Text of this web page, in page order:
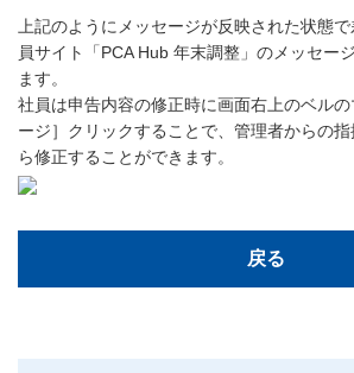
上記のようにメッセージが反映された状態
員サイト「PCA Hub 年末調整」のメッセー
ます。
社員は申告内容の修正時に画面右上のベル
ージ］クリックすることで、管理者からの
ら修正することができます。
戻る